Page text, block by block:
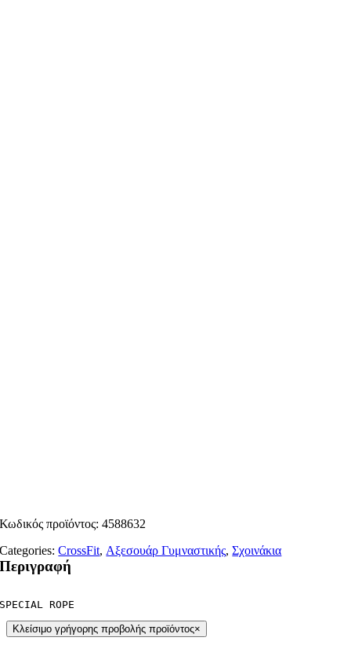
Κωδικός προϊόντος:4588632
Categories:CrossFit,Αξεσουάρ Γυμναστικής,Σχοινάκια
Περιγραφή
SPECIAL ROPE
Κλείσιμο γρήγορης προβολής προϊόντος×